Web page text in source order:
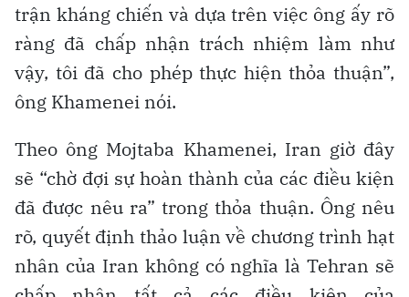
trận kháng chiến và dựa trên việc ông ấy rõ
ràng đã chấp nhận trách nhiệm làm như
vậy, tôi đã cho phép thực hiện thỏa thuận”,
ông Khamenei nói.
Theo ông Mojtaba Khamenei, Iran giờ đây
sẽ “chờ đợi sự hoàn thành của các điều kiện
đã được nêu ra” trong thỏa thuận. Ông nêu
rõ, quyết định thảo luận về chương trình hạt
nhân của Iran không có nghĩa là Tehran sẽ